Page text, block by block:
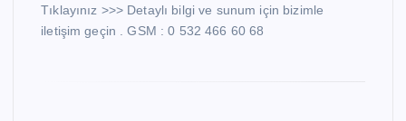
Tıklayınız >>> Detaylı bilgi ve sunum için bizimle
iletişim geçin . GSM : 0 532 466 60 68